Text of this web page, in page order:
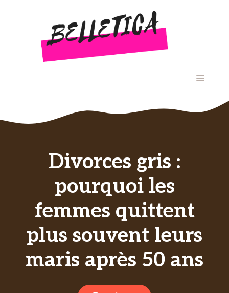
MENU
Divorces gris :
pourquoi les
femmes quittent
plus souvent leurs
maris après 50 ans